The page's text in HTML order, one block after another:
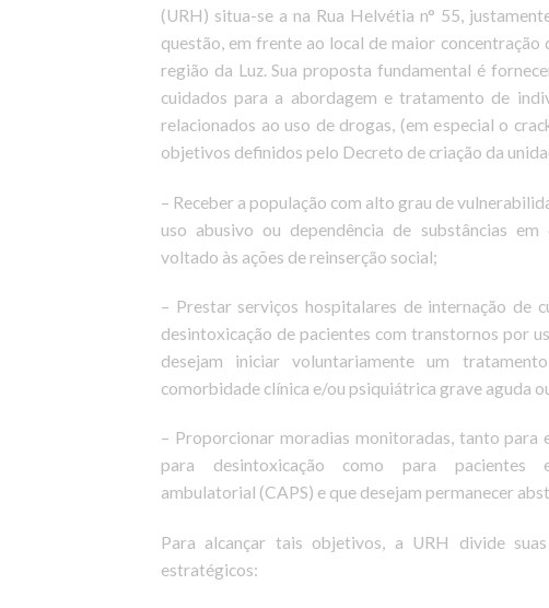
(URH) situa-se a na Rua Helvétia n° 55,
questão, em frente ao local de maior concentração
região da Luz. Sua proposta fundamental é
cuidados para a abordagem e tratamento de
relacionados ao uso de drogas, (em especial o
objetivos definidos pelo Decreto de criação da
– Receber a população com alto grau de
uso abusivo ou dependência de substâncias em
voltado às ações de reinserção social;
– Prestar serviços hospitalares de internação de
desintoxicação de pacientes com transtornos por
desejam iniciar voluntariamente um
comorbidade clínica e/ou psiquiátrica grave aguda
– Proporcionar moradias monitoradas, tanto para
para desintoxicação como para pacientes
ambulatorial (CAPS) e que desejam permanecer
Para alcançar tais objetivos, a URH divide
estratégicos: